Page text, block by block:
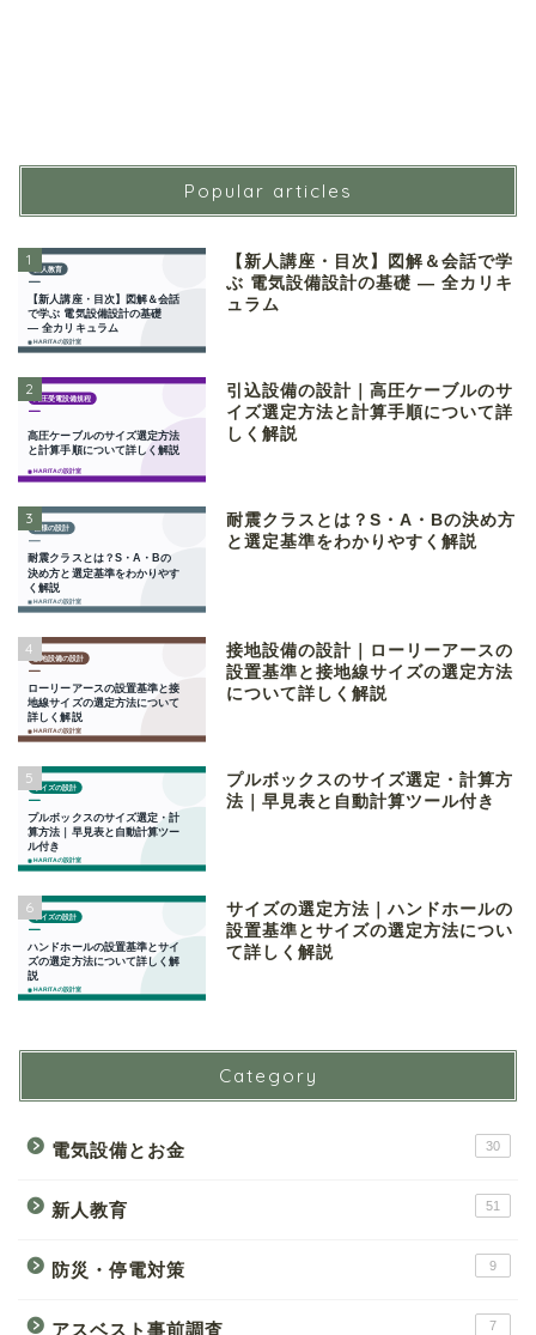
Popular articles
1
【新人講座・目次】図解＆会話で学
ぶ 電気設備設計の基礎 ― 全カリキ
ュラム
2
引込設備の設計｜高圧ケーブルのサ
イズ選定方法と計算手順について詳
しく解説
3
耐震クラスとは？S・A・Bの決め方
と選定基準をわかりやすく解説
4
接地設備の設計｜ローリーアースの
設置基準と接地線サイズの選定方法
について詳しく解説
5
プルボックスのサイズ選定・計算方
法｜早見表と自動計算ツール付き
6
サイズの選定方法｜ハンドホールの
設置基準とサイズの選定方法につい
て詳しく解説
Category
電気設備とお金 30
新人教育 51
防災・停電対策 9
アスベスト事前調査 7